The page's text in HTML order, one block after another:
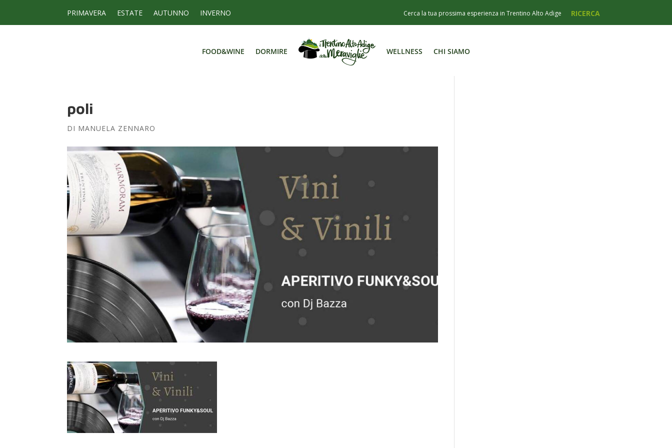
PRIMAVERA ESTATE AUTUNNO INVERNO
FOOD&WINE DORMIRE WELLNESS CHI SIAMO
FOOD&WINE DORMIRE WELLNESS CHI SIAMO
poli
DI MANUELA ZENNARO